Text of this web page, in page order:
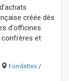
créée dès
d'officines
confrères et
Fondettes /